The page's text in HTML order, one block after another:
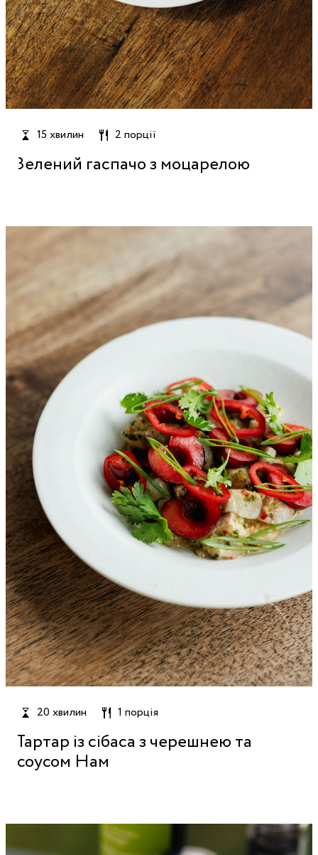
15 хвилин 2 порції
Зелений гаспачо з моцарелою
20 хвилин 1 порція
Тартар із сібаса з черешнею та
соусом Нам